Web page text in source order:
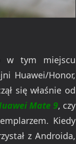
w tym miejscu
Huawei/Honor,
się właśnie od
Mate 9, czy
Kiedy
z Androida,